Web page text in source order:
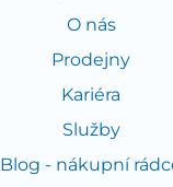
O nás
Prodejny
Kariéra
Služby
Blog - nákupní